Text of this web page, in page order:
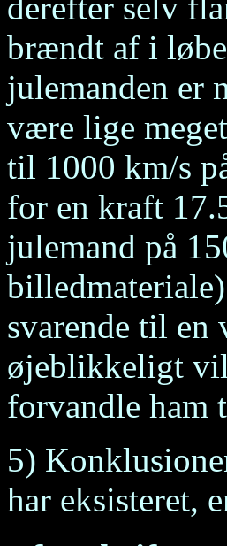
brændt af i
julemanden er
være lige
til 1000 km/s
for en kraft
julemand på
svarende til
øjeblikkeligt
forvandle ham
5)
har eksisteret,